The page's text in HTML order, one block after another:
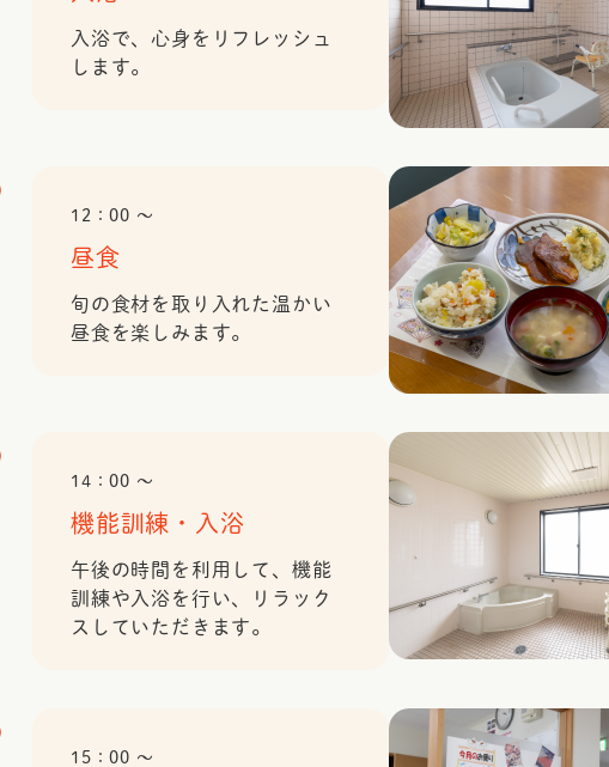
入浴で、心身をリフレッシュ
します。
12：00 〜
昼食
旬の食材を取り入れた温かい
昼食を楽しみます。
14：00 〜
機能訓練・入浴
午後の時間を利用して、機能
訓練や入浴を行い、リラック
スしていただきます。
15：00 〜